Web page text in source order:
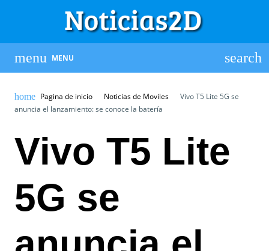
MENU
Pagina de inicio Noticias de Moviles
Vivo T5 Lite 5G se
anuncia el lanzamiento: se conoce la batería
Vivo T5 Lite
5G se